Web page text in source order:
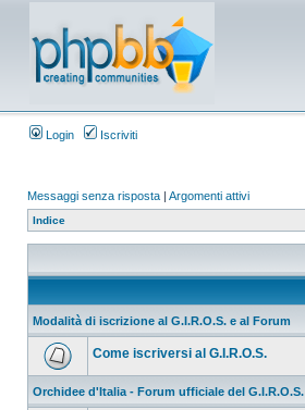
Login Iscriviti
Messaggi senza risposta | Argomenti attivi
Indice
Modalità di iscrizione al G.I.R.O.S. e al Forum
Come iscriversi al G.I.R.O.S.
Orchidee d'Italia - Forum ufficiale del G.I.R.O.S.